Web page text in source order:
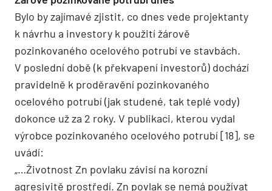
Bylo by zajímavé zjistit, co dnes vede projektanty
k návrhu a investory k použití žárově
pozinkovaného ocelového potrubí ve stavbách.
V poslední době (k překvapení investorů) dochází
pravidelně k proděravění pozinkovaného
ocelového potrubí (jak studené, tak teplé vody)
dokonce už za 2 roky. V publikaci, kterou vydal
výrobce pozinkovaného ocelového potrubí [18], se
uvádí:
„…Životnost Zn povlaku závisí na korozní
agresivitě prostředí. Zn povlak se nemá používat